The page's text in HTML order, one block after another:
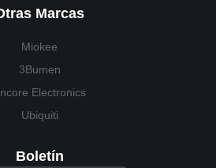
Marcas
Miokee
3Bumen
Electronics
Ubiquiti
Boletín